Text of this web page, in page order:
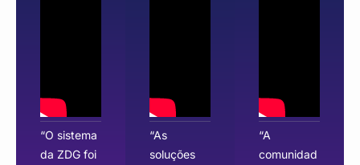
“O sistema
da ZDG foi
“As
soluções
“A
comunidad